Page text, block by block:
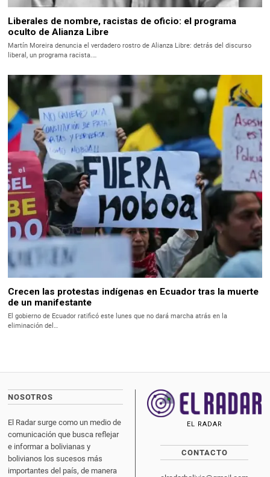
Liberales de nombre, racistas de oficio: el programa
oculto de Alianza Libre
Martín Moreira denuncia el verdadero rostro de Alianza Libre: detrás del discurso
liberal, un programa racista.…
Crecen las protestas indígenas en Ecuador tras la muerte
de un manifestante
El gobierno de Ecuador ratificó este lunes que no dará marcha atrás en la
eliminación del…
NOSOTROS
El Radar surge como un medio de
comunicación que busca reflejar
e informar a bolivianas y
bolivianos los sucesos más
importantes del país, de manera
EL RADAR
CONTACTO